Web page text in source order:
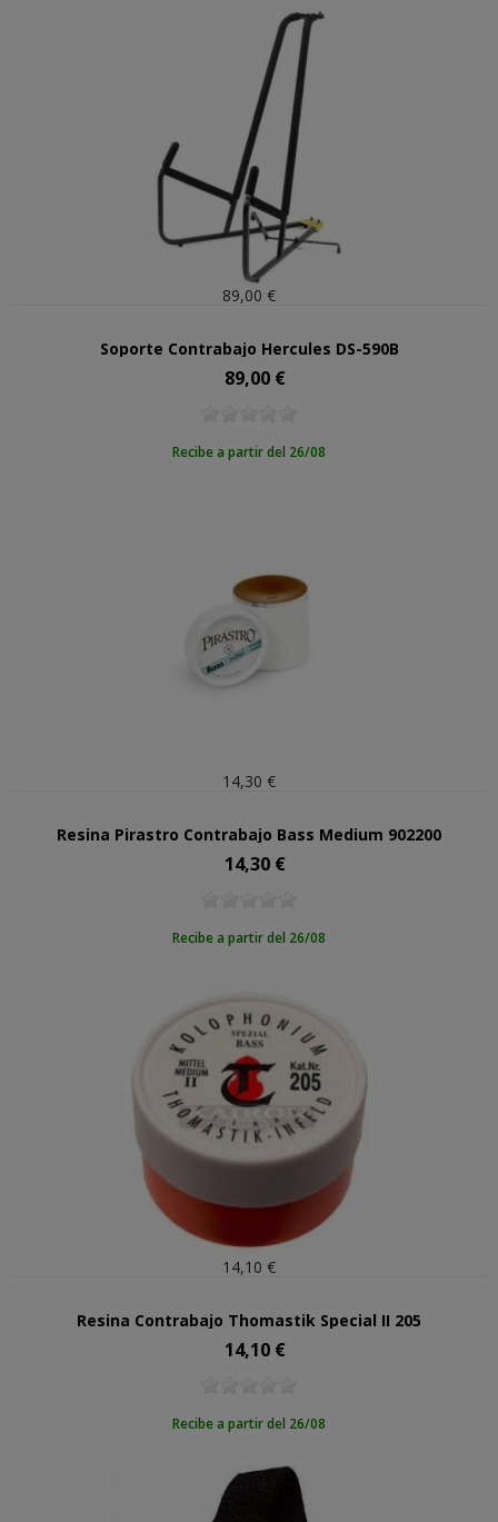
89,00 €
Soporte Contrabajo Hercules DS-590B
Precio
89,00 €
Recibe a partir del 26/08
14,30 €
Resina Pirastro Contrabajo Bass Medium 902200
Precio
14,30 €
Recibe a partir del 26/08
14,10 €
Resina Contrabajo Thomastik Special II 205
Precio
14,10 €
Recibe a partir del 26/08